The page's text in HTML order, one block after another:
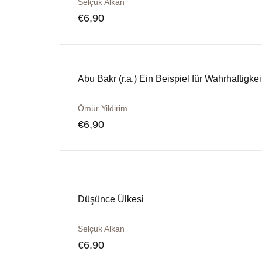
€6,90
Abu Bakr (r.a.) Ein Beispiel für
Ömür Yildirim
€6,90
Düşünce Ülkesi
Selçuk Alkan
€6,90